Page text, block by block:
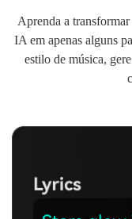
Aprenda a
IA em apenas alguns
estilo de música,